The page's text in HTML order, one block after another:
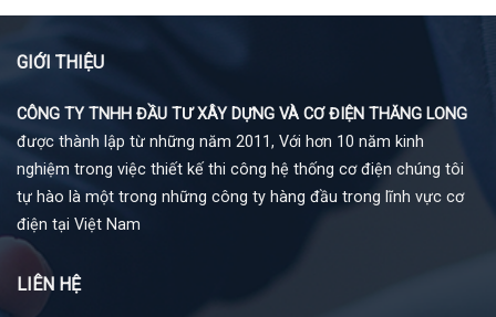
GIỚI THIỆU
CÔNG TY TNHH ĐẦU TƯ XÂY DỰNG VÀ CƠ ĐIỆN THĂNG LONG
được thành lập từ những năm 2011, Với hơn 10 năm kinh
nghiệm trong việc thiết kế thi công hệ thống cơ điện chúng tôi
tự hào là một trong những công ty hàng đầu trong lĩnh vực cơ
điện tại Việt Nam
LIÊN HỆ